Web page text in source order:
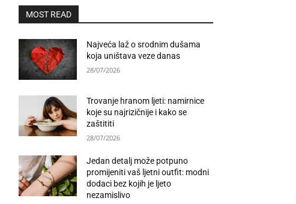
MOST READ
Najveća laž o srodnim dušama
koja uništava veze danas
28/07/2026
Trovanje hranom ljeti: namirnice
koje su najrizičnije i kako se
zaštititi
28/07/2026
Jedan detalj može potpuno
promijeniti vaš ljetni outfit: modni
dodaci bez kojih je ljeto
nezamislivo